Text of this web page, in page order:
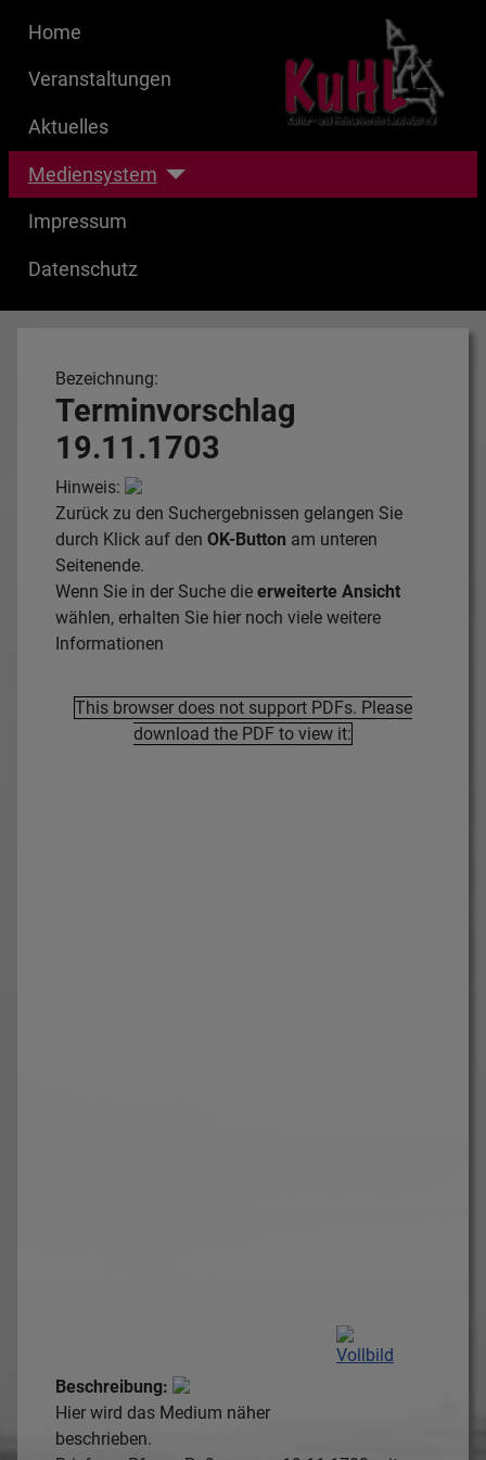
Home
Veranstaltungen
Aktuelles
Mediensystem
Impressum
Datenschutz
Bezeichnung:
Terminvorschlag
19.11.1703
Hinweis:
Zurück zu den Suchergebnissen gelangen Sie
durch Klick auf den OK-Button am unteren
Seitenende.
Wenn Sie in der Suche die erweiterte Ansicht
wählen, erhalten Sie hier noch viele weitere
Informationen
This browser does not support PDFs. Please
download the PDF to view it:
Beschreibung:
Hier wird das Medium näher
beschrieben.